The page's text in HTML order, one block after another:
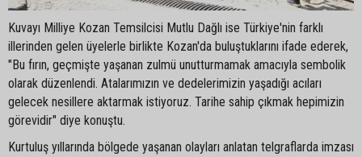
Kuvayı Milliye Kozan Temsilcisi Mutlu Dağlı ise Türkiye'nin farklı
illerinden gelen üyelerle birlikte Kozan'da buluştuklarını ifade ederek,
"Bu fırın, geçmişte yaşanan zulmü unutturmamak amacıyla sembolik
olarak düzenlendi. Atalarımızın ve dedelerimizin yaşadığı acıları
gelecek nesillere aktarmak istiyoruz. Tarihe sahip çıkmak hepimizin
görevidir" diye konuştu.
Kurtuluş yıllarında bölgede yaşanan olayları anlatan telgraflarda imzası